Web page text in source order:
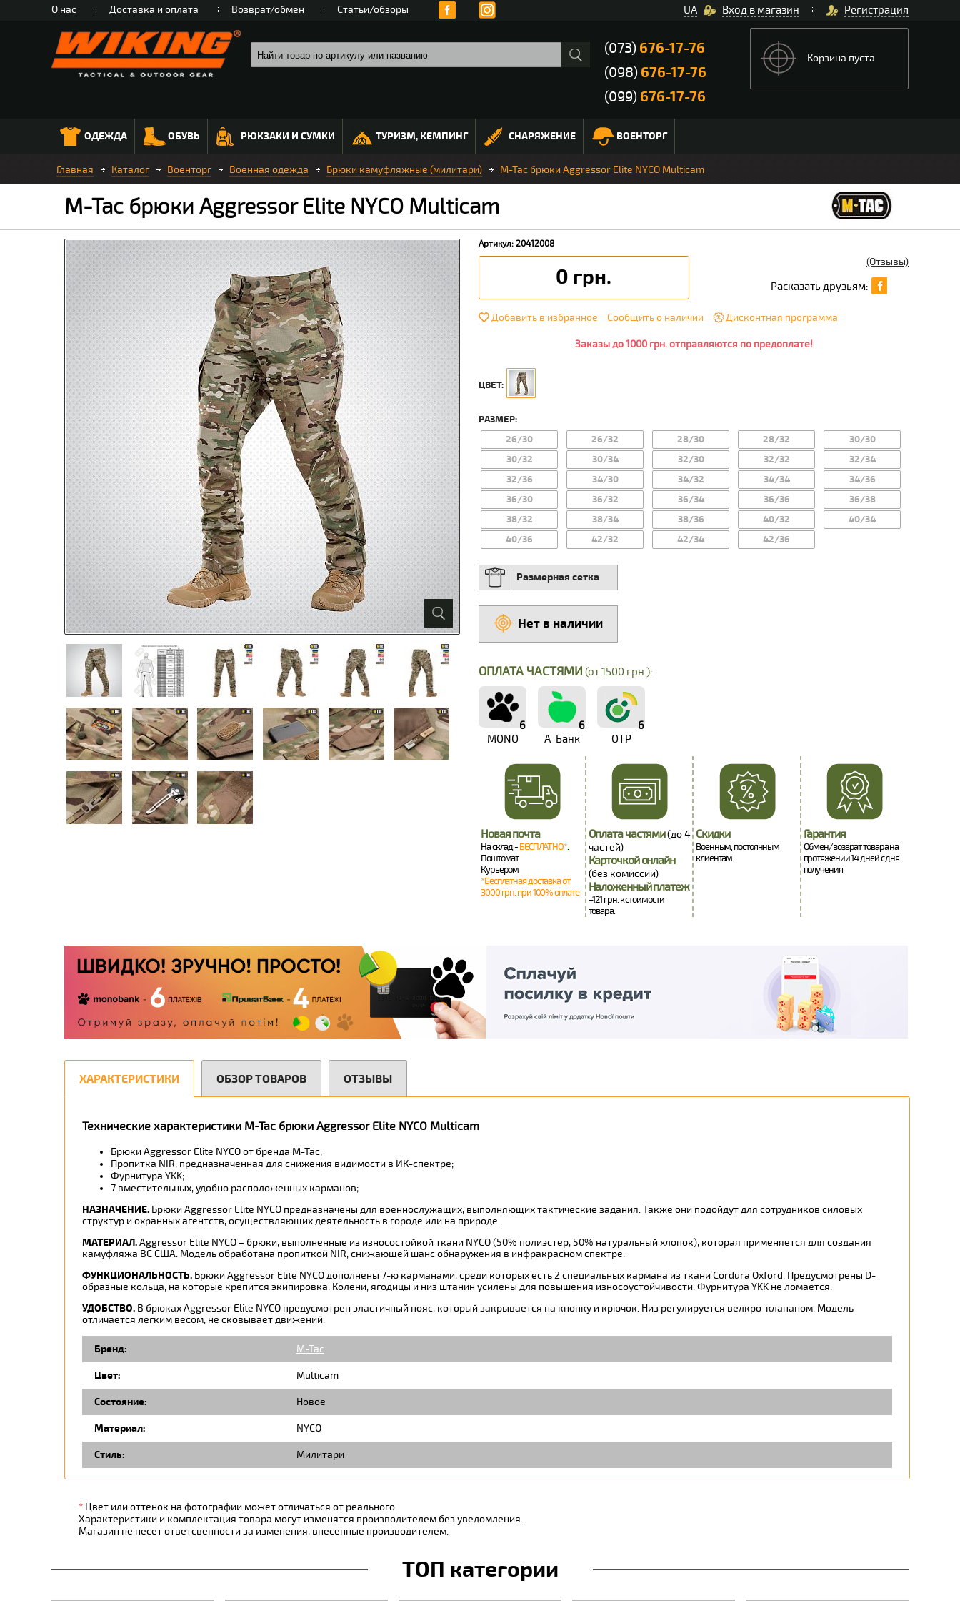
О нас Доставка и оплата Возврат/обмен Статьи/обзоры Вход в магазин Регистрация
UA
(073) 676-17-76
(098) 676-17-76
(099) 676-17-76
Корзина пуста
ОДЕЖДА ОБУВЬ РЮКЗАКИ И СУМКИ ТУРИЗМ, КЕМПИНГ СНАРЯЖЕНИЕ ВОЕНТОРГ
Главная Каталог Военторг Военная одежда Брюки камуфляжные (милитари) M-Tac брюки Aggressor Elite NYCO Multicam
M-Tac брюки Aggressor Elite NYCO Multicam
Артикул: 20412008
0 грн.
(Отзывы)
Расказать друзьям:
Добавить в избранное Сообщить о наличии Дисконтная программа
Заказы до 1000 грн. отправляются по предоплате!
ЦВЕТ:
РАЗМЕР:
26/30
26/32 28/30 28/32
30/30
30/32
30/34 32/30 32/32
32/34
32/36
34/30 34/32 34/34
34/36
36/30
36/32 36/34 36/36
36/38
38/32
38/34 38/36 40/32
40/34
40/36
42/32 42/34 42/36
Размерная сетка
Нет в наличии
ОПЛАТА ЧАСТЯМИ (от 1500 грн.):
6
MONO
6
А-Банк
6
OTP
Новая почта
На склад -БЕСПЛАТНО*.
Поштомат
Курьером
*Бесплатная доставка от
3000 грн. при 100% оплате
Оплата частями(до 4
частей)
Карточкой онлайн
(без комиссии)
Наложенный платеж
+121 грн. к стоимости
товара.
Скидки
Военным, постоянным
клиентам
Гарантия
Обмен/возврат товара на
протяжении 14 дней с дня
получения
ХАРАКТЕРИСТИКИ
Технические характеристики M-Tac брюки Aggressor Elite NYCO Multicam
Брюки Aggressor Elite NYCO от бренда M-Tac;
Пропитка NIR, предназначенная для снижения видимости в ИК-спектре;
Фурнитура YKK;
7 вместительных, удобно расположенных карманов;
НАЗНАЧЕНИЕ.Брюки Aggressor Elite NYCO предназначены для военнослужащих, выполняющих тактические задания. Также они подойдут для сотрудников силовых
структур и охранных агентств, осуществляющих деятельность в городе или на природе.
МАТЕРИАЛ.Aggressor Elite NYCO – брюки, выполненные из износостойкой ткани NYCO (50% полиэстер, 50% натуральный хлопок), которая применяется для создания
камуфляжа ВС США. Модель обработана пропиткой NIR, снижающей шанс обнаружения в инфракрасном спектре.
ФУНКЦИОНАЛЬНОСТЬ.Брюки Aggressor Elite NYCO дополнены 7-ю карманами, среди которых есть 2 специальных кармана из ткани Cordura Oxford. Предусмотрены D-
образные кольца, на которые крепится экипировка. Колени, ягодицы и низ штанин усилены для повышения износоустойчивости. Фурнитура YKK не ломается.
УДОБСТВО.В брюках Aggressor Elite NYCO предусмотрен эластичный пояс, который закрывается на кнопку и крючок. Низ регулируется велкро-клапаном. Модель
отличается легким весом, не сковывает движений.
Бренд: M-Tac
Цвет: Multicam
Состояние: Новое
Материал: NYCO
Стиль: Милитари
ОБЗОР ТОВАРОВ ОТЗЫВЫ
* Цвет или оттенок на фотографии может отличаться от реального.
Характеристики и комплектация товара могут изменятся производителем без уведомления.
Магазин не несет ответсвенности за изменения, внесенные производителем.
ТОП категории